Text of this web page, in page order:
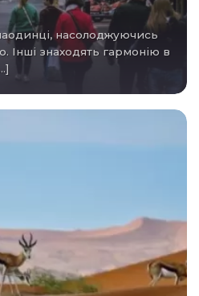
знаходять гармонію в